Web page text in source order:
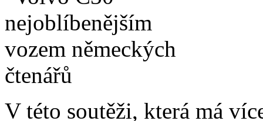
V této soutěži, která má